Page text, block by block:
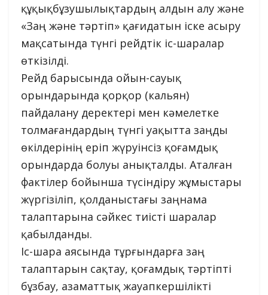
құқықбұзушылықтардың алдын алу және
«Заң және тәртіп» қағидатын іске асыру
мақсатында түнгі рейдтік іс-шаралар
өткізілді.
Рейд барысында ойын-сауық
орындарында қорқор (кальян)
пайдалану деректері мен кәмелетке
толмағандардың түнгі уақытта заңды
өкілдерінің еріп жүруінсіз қоғамдық
орындарда болуы анықталды. Аталған
фактілер бойынша түсіндіру жұмыстары
жүргізіліп, қолданыстағы заңнама
талаптарына сәйкес тиісті шаралар
қабылданды.
Іс-шара аясында тұрғындарға заң
талаптарын сақтау, қоғамдық тәртіпті
бұзбау, азаматтық жауапкершілікті